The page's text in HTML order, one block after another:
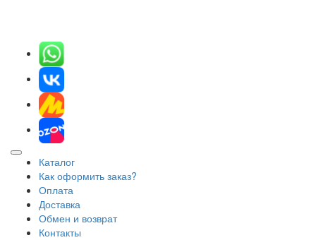
Каталог
Как оформить заказ?
Оплата
Доставка
Обмен и возврат
Контакты